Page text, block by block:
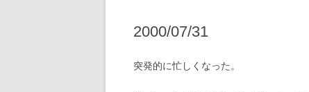
2000/07/31
突発的に忙しくなった。